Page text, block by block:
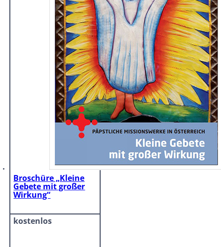
Broschüre „Kleine
Gebete mit großer
Wirkung“
kostenlos